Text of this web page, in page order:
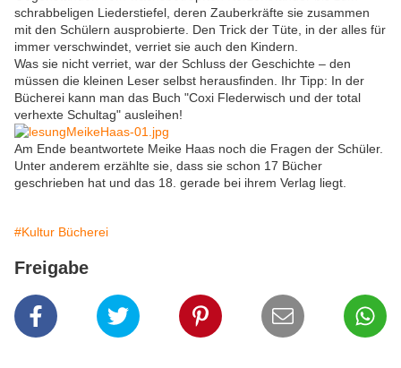
schrabbeligen Liederstiefel, deren Zauberkräfte sie zusammen
mit den Schülern ausprobierte. Den Trick der Tüte, in der alles für
immer verschwindet, verriet sie auch den Kindern.
Was sie nicht verriet, war der Schluss der Geschichte – den
müssen die kleinen Leser selbst herausfinden. Ihr Tipp: In der
Bücherei kann man das Buch "Coxi Flederwisch und der total
verhexte Schultag" ausleihen!
Am Ende beantwortete Meike Haas noch die Fragen der Schüler.
Unter anderem erzählte sie, dass sie schon 17 Bücher
geschrieben hat und das 18. gerade bei ihrem Verlag liegt.
#Kultur Bücherei
Freigabe